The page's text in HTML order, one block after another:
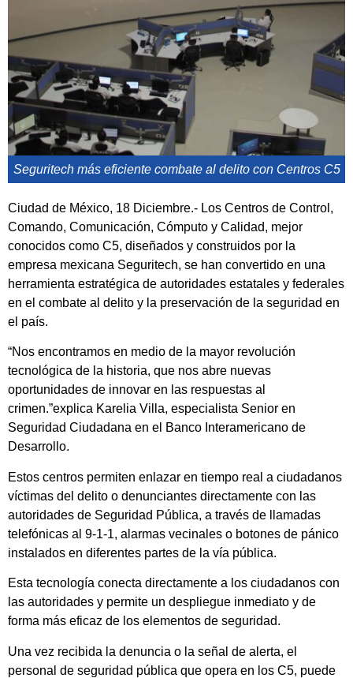
Seguritech más eficiente combate al delito con Centros C5
Ciudad de México, 18 Diciembre.- Los Centros de Control,
Comando, Comunicación, Cómputo y Calidad, mejor
conocidos como C5, diseñados y construidos por la
empresa mexicana Seguritech, se han convertido en una
herramienta estratégica de autoridades estatales y federales
en el combate al delito y la preservación de la seguridad en
el país.
“Nos encontramos en medio de la mayor revolución
tecnológica de la historia, que nos abre nuevas
oportunidades de innovar en las respuestas al
crimen.”explica Karelia Villa, especialista Senior en
Seguridad Ciudadana en el Banco Interamericano de
Desarrollo.
Estos centros permiten enlazar en tiempo real a ciudadanos
víctimas del delito o denunciantes directamente con las
autoridades de Seguridad Pública, a través de llamadas
telefónicas al 9-1-1, alarmas vecinales o botones de pánico
instalados en diferentes partes de la vía pública.
Esta tecnología conecta directamente a los ciudadanos con
las autoridades y permite un despliegue inmediato y de
forma más eficaz de los elementos de seguridad.
Una vez recibida la denuncia o la señal de alerta, el
personal de seguridad pública que opera en los C5, puede